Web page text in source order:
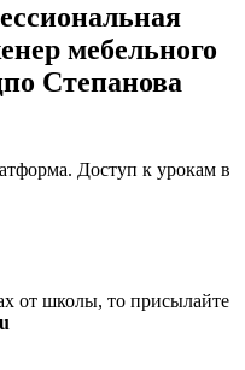
мебельного
Степанова
Доступ к урокам в
от школы, то присылайте